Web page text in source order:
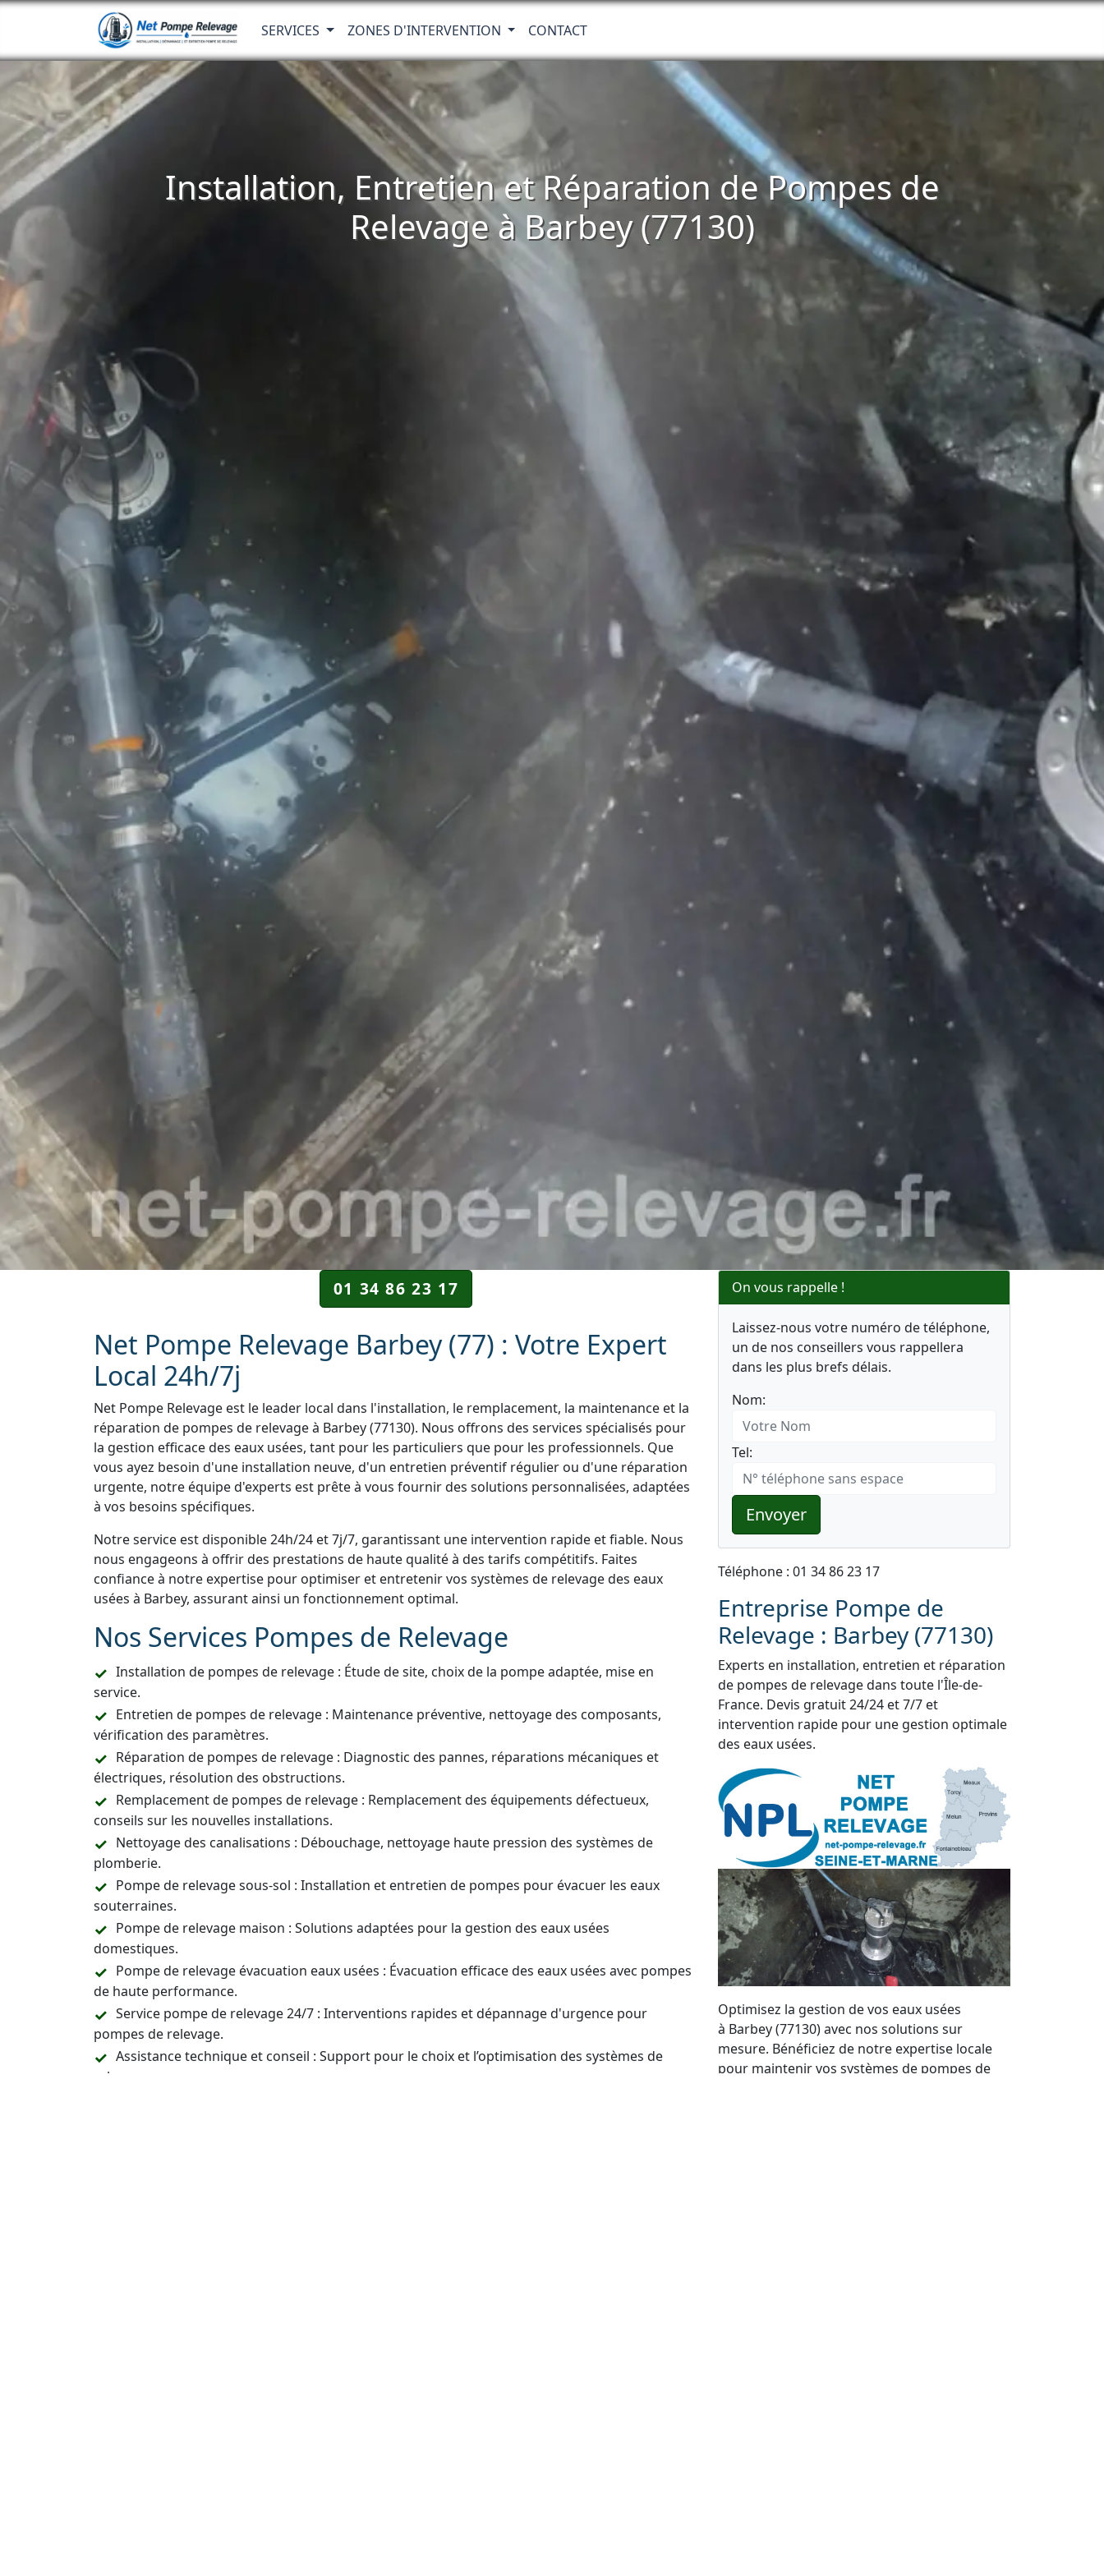
SERVICES ZONES D'INTERVENTION CONTACT
Installation, Entretien et Réparation de Pompes de
Relevage à Barbey (77130)
01 34 86 23 17
Net Pompe Relevage Barbey (77) : Votre Expert
Local 24h/7j
Net Pompe Relevage est le leader local dans l'installation, le remplacement, la maintenance et la
réparation de pompes de relevage à Barbey (77130). Nous offrons des services spécialisés pour
la gestion efficace des eaux usées, tant pour les particuliers que pour les professionnels. Que
vous ayez besoin d'une installation neuve, d'un entretien préventif régulier ou d'une réparation
urgente, notre équipe d'experts est prête à vous fournir des solutions personnalisées, adaptées
à vos besoins spécifiques.
Notre service est disponible 24h/24 et 7j/7, garantissant une intervention rapide et fiable. Nous
nous engageons à offrir des prestations de haute qualité à des tarifs compétitifs. Faites
confiance à notre expertise pour optimiser et entretenir vos systèmes de relevage des eaux
usées à Barbey, assurant ainsi un fonctionnement optimal.
Nos Services Pompes de Relevage
Installation de pompes de relevage : Étude de site, choix de la pompe adaptée, mise en
service.
Entretien de pompes de relevage : Maintenance préventive, nettoyage des composants,
vérification des paramètres.
Réparation de pompes de relevage : Diagnostic des pannes, réparations mécaniques et
électriques, résolution des obstructions.
Remplacement de pompes de relevage : Remplacement des équipements défectueux,
conseils sur les nouvelles installations.
Nettoyage des canalisations : Débouchage, nettoyage haute pression des systèmes de
plomberie.
Pompe de relevage sous-sol : Installation et entretien de pompes pour évacuer les eaux
souterraines.
Pompe de relevage maison : Solutions adaptées pour la gestion des eaux usées
domestiques.
Pompe de relevage évacuation eaux usées : Évacuation efficace des eaux usées avec pompes
de haute performance.
Service pompe de relevage 24/7 : Interventions rapides et dépannage d'urgence pour
pompes de relevage.
Assistance technique et conseil : Support pour le choix et l’optimisation des systèmes de
relevage.
On vous rappelle !
Laissez-nous votre numéro de téléphone,
un de nos conseillers vous rappellera
dans les plus brefs délais.
Nom:
Tel:
Envoyer
Téléphone : 01 34 86 23 17
Entreprise Pompe de
Relevage : Barbey (77130)
Experts en installation, entretien et réparation
de pompes de relevage dans toute l'Île-de-
France. Devis gratuit 24/24 et 7/7 et
intervention rapide pour une gestion optimale
des eaux usées.
Optimisez la gestion de vos eaux usées
à Barbey (77130) avec nos solutions sur
mesure. Bénéficiez de notre expertise locale
pour maintenir vos systèmes de pompes de